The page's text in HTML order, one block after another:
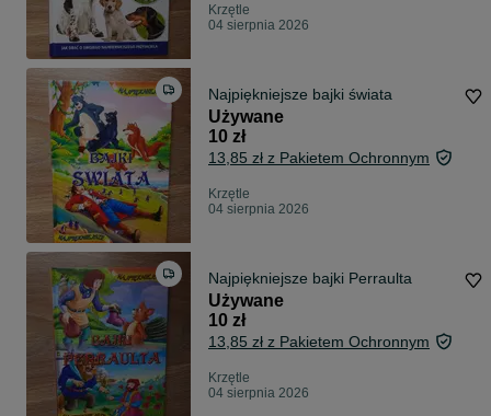
Krzętle
04 sierpnia 2026
Najpiękniejsze bajki świata
Używane
10 zł
13,85 zł z Pakietem Ochronnym
Krzętle
04 sierpnia 2026
Najpiękniejsze bajki Perraulta
Używane
10 zł
13,85 zł z Pakietem Ochronnym
Krzętle
04 sierpnia 2026